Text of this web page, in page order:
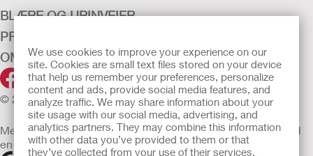
We use cookies to improve your experience on our
site. Cookies are small text files stored on your device
that help us remember your preferences, personalize
content and ads, provide social media features, and
analyze traffic. We may share information about your
site usage with our social media, advertising, and
analytics partners. They may combine this information
with other data you’ve provided to them or that
they’ve collected from your use of their services.
BLÆRE OG URINVEIER
PRODUKTER
OM OSS
© 2026 Hollister Incorporated
Medisinsk utstyr som selges i EU er etter behov merket med
en av følgende symboler